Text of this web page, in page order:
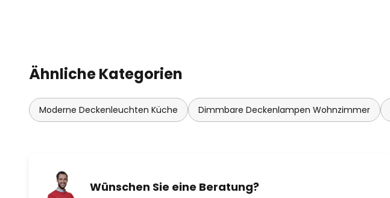
Ähnliche Kategorien
Moderne Deckenleuchten Küche Dimmbare Deckenlampen Wohnzimmer
Wünschen Sie eine Beratung?